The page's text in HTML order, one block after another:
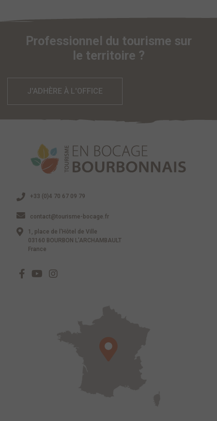
Professionnel du tourisme sur
le territoire ?
J'ADHÈRE À L'OFFICE
+33 (0)4 70 67 09 79
contact@tourisme-bocage.fr
1, place de l'Hôtel de Ville
03160 BOURBON L'ARCHAMBAULT
France